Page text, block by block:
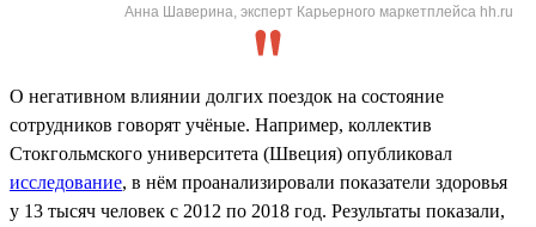
Анна Шаверина, эксперт Карьерного маркетплейса hh.ru
О негативном влиянии долгих поездок на состояние
сотрудников говорят учёные. Например, коллектив
Стокгольмского университета (Швеция) опубликовал
исследование, в нём проанализировали показатели здоровья
у 13 тысяч человек с 2012 по 2018 год. Результаты показали,